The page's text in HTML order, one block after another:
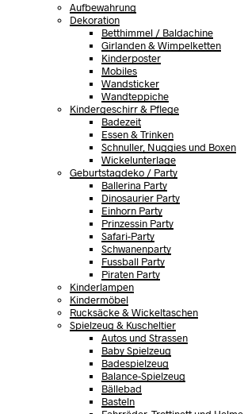
Aufbewahrung
Dekoration
Betthimmel / Baldachine
Girlanden & Wimpelketten
Kinderposter
Mobiles
Wandsticker
Wandteppiche
Kindergeschirr & Pflege
Badezeit
Essen & Trinken
Schnuller, Nuggies und Boxen
Wickelunterlage
Geburtstagdeko / Party
Ballerina Party
Dinosaurier Party
Einhorn Party
Prinzessin Party
Safari-Party
Schwanenparty
Fussball Party
Piraten Party
Kinderlampen
Kindermöbel
Rucksäcke & Wickeltaschen
Spielzeug & Kuscheltier
Autos und Strassen
Baby Spielzeug
Badespielzeug
Balance-Spielzeug
Bällebad
Basteln